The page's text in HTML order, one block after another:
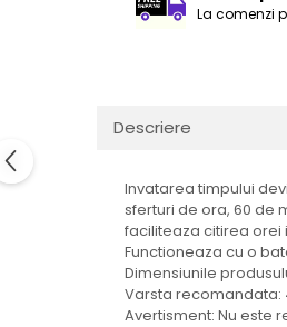
La comenzi
Descriere
Invatarea timpului
sferturi de ora, 60 de
faciliteaza citirea orei
Functioneaza cu o
Dimensiunile
Varsta recomandata:
Avertisment: Nu este